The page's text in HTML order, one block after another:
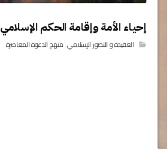
إحياء الأمة وإقامة الحكم الإسلامي
العقيدة و التصور الإسلامي,منهج الدعوة المعاصرة